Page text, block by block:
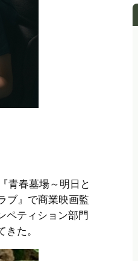
青春墓場～明日と
ブ』で商業映画監
ペティション部門
た。